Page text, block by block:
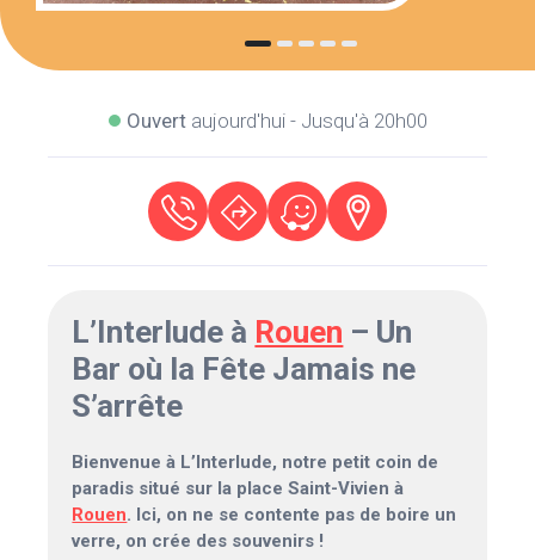
Ouvertaujourd'hui - Jusqu'à 20h00
L’Interlude à Rouen – Un
Bar où la Fête Jamais ne
S’arrête
Bienvenue à L’Interlude, notre petit coin de
paradis situé sur la place Saint-Vivien à
Rouen. Ici, on ne se contente pas de boire un
verre, on crée des souvenirs !